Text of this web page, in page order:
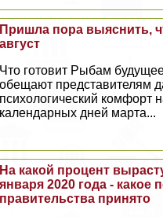
Пришла пора выяснить,
август
Что готовит Рыбам
обещают представителям
психологический комфорт
календарных дней марта...
На какой процент
января 2020 года - какое
правительства принято